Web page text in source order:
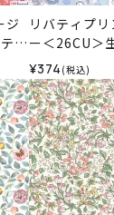
ジ
リバティプ
ー＜26CU＞
ィ・ファブリ
SS
¥374 (税込)